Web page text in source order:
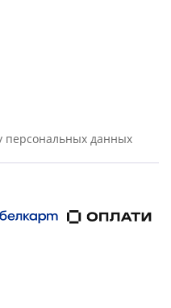
персональных данных